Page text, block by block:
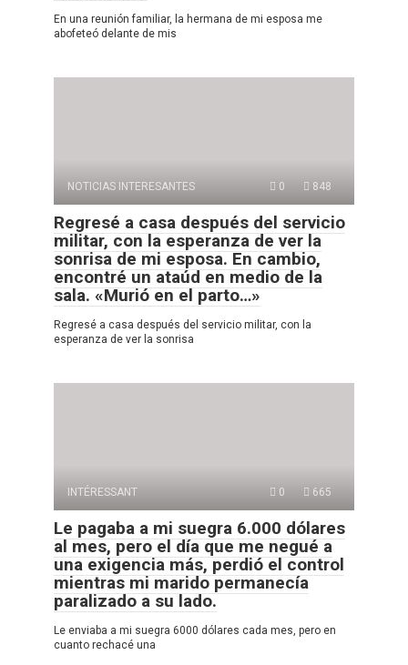
En una reunión familiar, la hermana de mi esposa me
abofeteó delante de mis
NOTICIAS INTERESANTES 0 848
Regresé a casa después del servicio
militar, con la esperanza de ver la
sonrisa de mi esposa. En cambio,
encontré un ataúd en medio de la
sala. «Murió en el parto…»
Regresé a casa después del servicio militar, con la
esperanza de ver la sonrisa
INTÉRESSANT 0 665
Le pagaba a mi suegra 6.000 dólares
al mes, pero el día que me negué a
una exigencia más, perdió el control
mientras mi marido permanecía
paralizado a su lado.
Le enviaba a mi suegra 6000 dólares cada mes, pero en
cuanto rechacé una